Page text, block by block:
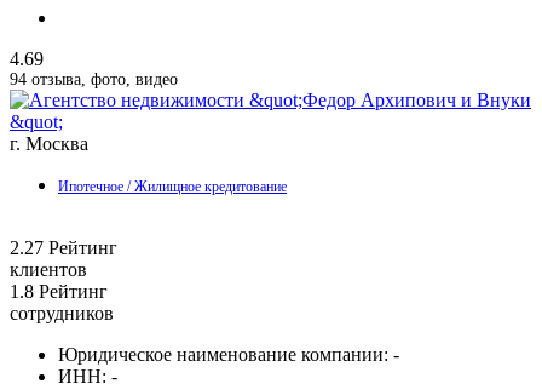
4.69
94 отзыва, фото, видео
г. Москва
Ипотечное / Жилищное кредитование
2.27 Рейтинг
клиентов
1.8 Рейтинг
сотрудников
Юридическое наименование компании: -
ИНН: -